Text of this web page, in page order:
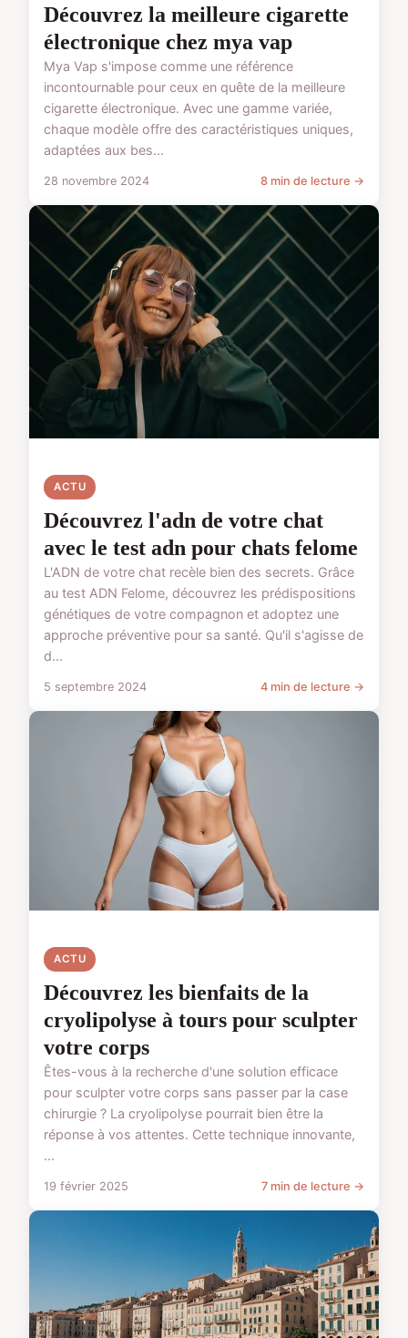
Découvrez la meilleure cigarette
électronique chez mya vap
Mya Vap s'impose comme une référence
incontournable pour ceux en quête de la meilleure
cigarette électronique. Avec une gamme variée,
chaque modèle offre des caractéristiques uniques,
adaptées aux bes...
28 novembre 2024 8 min de lecture →
ACTU
Découvrez l'adn de votre chat
avec le test adn pour chats felome
L'ADN de votre chat recèle bien des secrets. Grâce
au test ADN Felome, découvrez les prédispositions
génétiques de votre compagnon et adoptez une
approche préventive pour sa santé. Qu'il s'agisse de
d...
5 septembre 2024 4 min de lecture →
ACTU
Découvrez les bienfaits de la
cryolipolyse à tours pour sculpter
votre corps
Êtes-vous à la recherche d'une solution efficace
pour sculpter votre corps sans passer par la case
chirurgie ? La cryolipolyse pourrait bien être la
réponse à vos attentes. Cette technique innovante,
...
19 février 2025 7 min de lecture →